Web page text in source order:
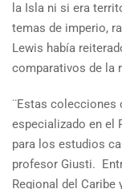
la Isla ni si era
temas de imperio,
Lewis había
comparativos de la
¨Estas colecciones
especializado en el
para los estudios
profesor Giusti.
Regional del